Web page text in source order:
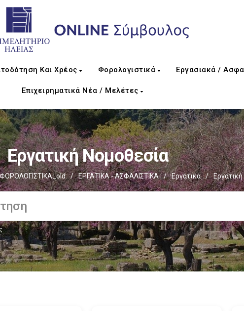
Και Χρέος Φορολογιστικά Εργασιακά /
Επιχειρηματικά Νέα / Μελέτες
Εργατική Νομοθεσία
ΦΟΡΟΛΟΓΙΣΤΙΚΑ_old / ΕΡΓΑΤΙΚΑ - ΑΣΦΑΛΙΣΤΙΚΑ / Εργατικά /